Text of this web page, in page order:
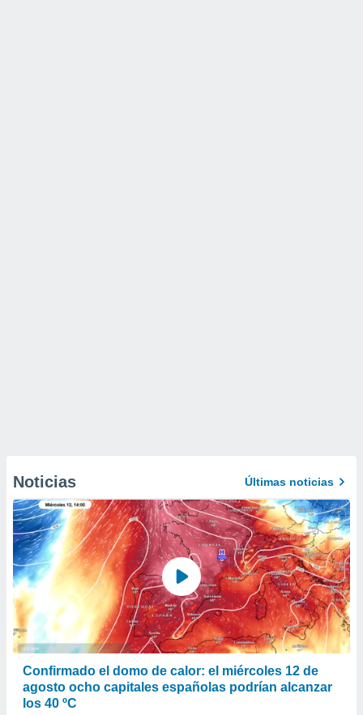
Noticias Últimas noticias
Confirmado el domo de calor: el miércoles 12 de
agosto ocho capitales españolas podrían alcanzar
los 40 ºC